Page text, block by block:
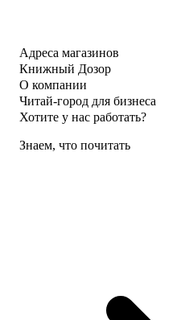
Адреса магазинов
Книжный Дозор
О компании
Читай-город для бизнеса
Хотите у нас работать?
Знаем, что почитать